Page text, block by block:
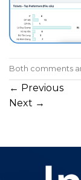
Both comments
← Previous
Next →